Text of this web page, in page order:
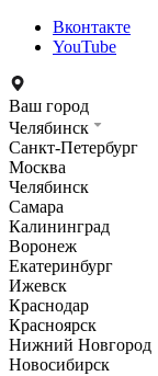
Вконтакте
YouTube
Ваш город
Челябинск
Санкт-Петербург
Москва
Челябинск
Самара
Калининград
Воронеж
Екатеринбург
Ижевск
Краснодар
Красноярск
Нижний Новгород
Новосибирск